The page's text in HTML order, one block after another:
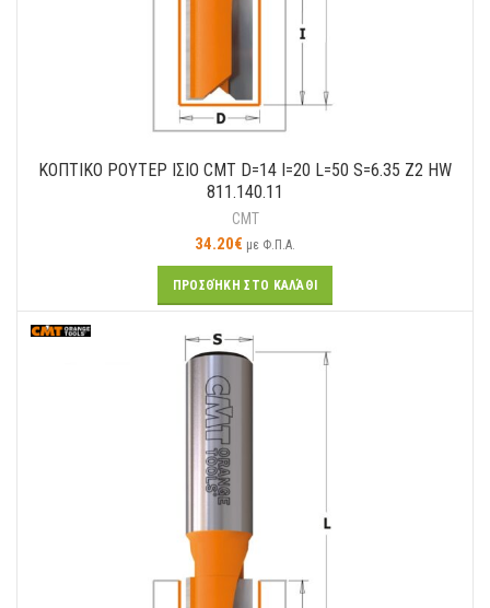
ΚΟΠΤΙΚΟ ΡΟΥΤΕΡ ΙΣΙΟ CMT D=14 I=20 L=50 S=6.35 Z2 HW
811.140.11
CMT
34.20€ με Φ.Π.Α.
ΠΡΟΣΘΉΚΗ ΣΤΟ ΚΑΛΆΘΙ